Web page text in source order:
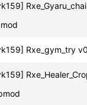
Rxe_gym_try